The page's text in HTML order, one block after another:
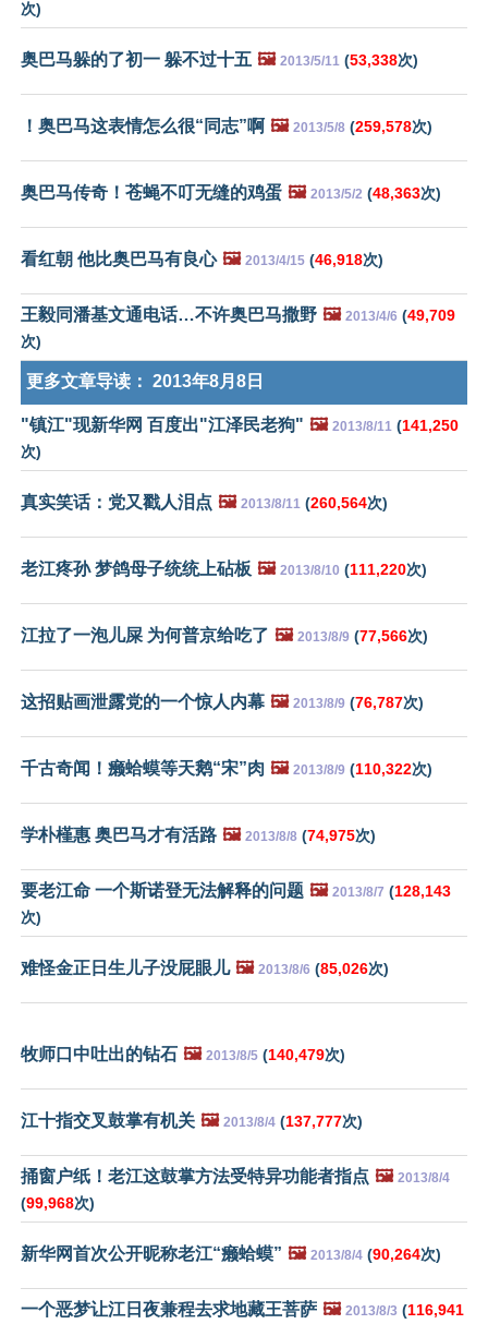
次)
奥巴马躲的了初一 躲不过十五 🖼️ 2013/5/11 (53,338次)
！奥巴马这表情怎么很“同志”啊 🖼️ 2013/5/8 (259,578次)
奥巴马传奇！苍蝇不叮无缝的鸡蛋 🖼️ 2013/5/2 (48,363次)
看红朝 他比奥巴马有良心 🖼️ 2013/4/15 (46,918次)
王毅同潘基文通电话…不许奥巴马撒野 🖼️ 2013/4/6 (49,709
次)
更多文章导读： 2013年8月8日
"镇江"现新华网 百度出"江泽民老狗" 🖼️ 2013/8/11 (141,250
次)
真实笑话：党又戳人泪点 🖼️ 2013/8/11 (260,564次)
老江疼孙 梦鸽母子统统上砧板 🖼️ 2013/8/10 (111,220次)
江拉了一泡儿屎 为何普京给吃了 🖼️ 2013/8/9 (77,566次)
这招贴画泄露党的一个惊人内幕 🖼️ 2013/8/9 (76,787次)
千古奇闻！癞蛤蟆等天鹅“宋”肉 🖼️ 2013/8/9 (110,322次)
学朴槿惠 奥巴马才有活路 🖼️ 2013/8/8 (74,975次)
要老江命 一个斯诺登无法解释的问题 🖼️ 2013/8/7 (128,143
次)
难怪金正日生儿子没屁眼儿 🖼️ 2013/8/6 (85,026次)
牧师口中吐出的钻石 🖼️ 2013/8/5 (140,479次)
江十指交叉鼓掌有机关 🖼️ 2013/8/4 (137,777次)
捅窗户纸！老江这鼓掌方法受特异功能者指点 🖼️ 2013/8/4
(99,968次)
新华网首次公开昵称老江“癞蛤蟆” 🖼️ 2013/8/4 (90,264次)
一个恶梦让江日夜兼程去求地藏王菩萨 🖼️ 2013/8/3 (116,941